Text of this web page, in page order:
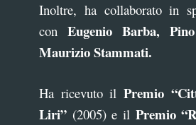
Inoltre, ha collaborato in
con Eugenio Barba,
Maurizio Stammati.
Ha ricevuto ilPremio
Liri” (2005) e il Premio